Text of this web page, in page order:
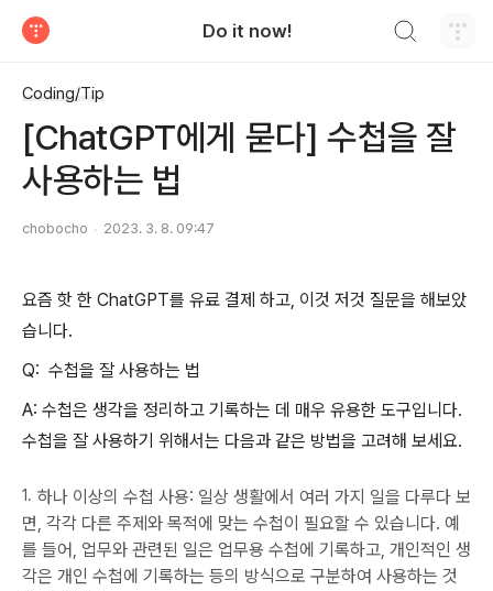
Do it now!
Coding/Tip
[ChatGPT에게 묻다] 수첩을 잘
사용하는 법
chobocho 2023. 3. 8. 09:47
요즘 핫 한 ChatGPT를 유료 결제 하고, 이것 저것 질문을 해보았
습니다.
Q: 수첩을 잘 사용하는 법
A: 수첩은 생각을 정리하고 기록하는 데 매우 유용한 도구입니다.
수첩을 잘 사용하기 위해서는 다음과 같은 방법을 고려해 보세요.
하나 이상의 수첩 사용: 일상 생활에서 여러 가지 일을 다루다 보
면, 각각 다른 주제와 목적에 맞는 수첩이 필요할 수 있습니다. 예
를 들어, 업무와 관련된 일은 업무용 수첩에 기록하고, 개인적인 생
각은 개인 수첩에 기록하는 등의 방식으로 구분하여 사용하는 것